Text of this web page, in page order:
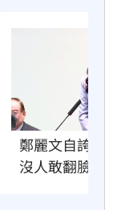
鄭麗文自誇很
沒人敢翻臉原